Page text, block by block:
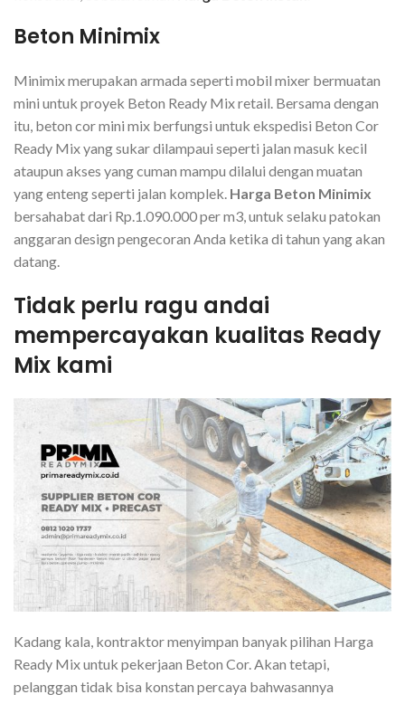
Beton Minimix
Minimix merupakan armada seperti mobil mixer bermuatan
mini untuk proyek Beton Ready Mix retail. Bersama dengan
itu, beton cor mini mix berfungsi untuk ekspedisi Beton Cor
Ready Mix yang sukar dilampaui seperti jalan masuk kecil
ataupun akses yang cuman mampu dilalui dengan muatan
yang enteng seperti jalan komplek. Harga Beton Minimix
bersahabat dari Rp.1.090.000 per m3, untuk selaku patokan
anggaran design pengecoran Anda ketika di tahun yang akan
datang.
Tidak perlu ragu andai
mempercayakan kualitas Ready
Mix kami
Kadang kala, kontraktor menyimpan banyak pilihan Harga
Ready Mix untuk pekerjaan Beton Cor. Akan tetapi,
pelanggan tidak bisa konstan percaya bahwasannya